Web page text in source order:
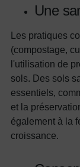
Une
Les pratiques
(compostage,
l'utilisation de
sols. Des sols
essentiels,
et la
également à la
croissance.